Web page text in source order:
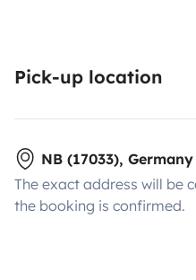
Pick-up location
NB (17033), Germany
The exact address will be
the booking is confirmed.